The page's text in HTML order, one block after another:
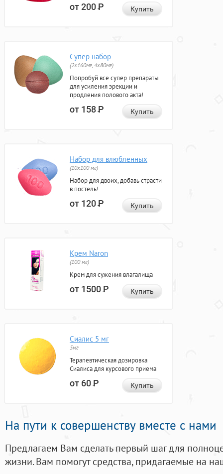
от 200Р Купить
Супер набор
(2х160мг, 4х80мг)
Попробуй все супер препараты
для усиления эрекции и
продления полового акта!
от 158Р Купить
Набор для влюбленных
(10х100 мг)
Набор для двоих, добавь страсти
в постель!
от 120Р Купить
Крем Naron
(100 мг)
Крем для сужения влагалища
от 1500Р Купить
Сиалис 5 мг
5мг
Терапевтическая дозировка
Сиалиса для курсового приема
от 60Р Купить
На пути к совершенству вместе с нами
Предлагаем Вам сделать первый шаг для
жизни. Вам помогут средства, придагаемые на